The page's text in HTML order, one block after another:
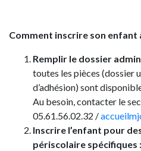
Comment inscrire son enfant à
Remplir le dossier
toutes les pièces (dossier
d’adhésion) sont
Au besoin, contacter le
05.61.56.02.32 /
Inscrire l’enfant pour
périscolaire spécifiques :